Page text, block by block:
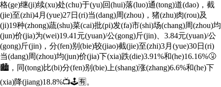
格(ge)继(ji)续(xu)处(chu)于(yu)回(hui)落(luo)通(tong)道(dao)，截
(jie)至(zhi)4月(yue)27日(ri)当(dang)周(zhou)，猪(zhu)肉(rou)及
(ji)19种(zhong)蔬(shu)菜(cai)批(pi)发(fa)市(shi)场(chang)周(zhou)均
(jun)价(jia)为(wei)19.41元(yuan)/公(gong)斤(jin)、3.84元(yuan)/公
(gong)斤(jin)，分(fen)别(bie)较(jiao)截(jie)至(zhi)3月(yue)30日(ri)
当(dang)周(zhou)均(jun)价(jia)下(xia)跌(die)3.91%和(he)16.16%🤧
🏙，同(tong)比(bi)分(fen)别(bie)上(shang)涨(zhang)6.6%和(he)下
(xia)降(jiang)18.8%📺🕹🈶。